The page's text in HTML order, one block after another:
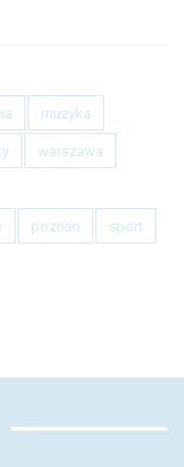
muzyka
warszawa
poznan sport